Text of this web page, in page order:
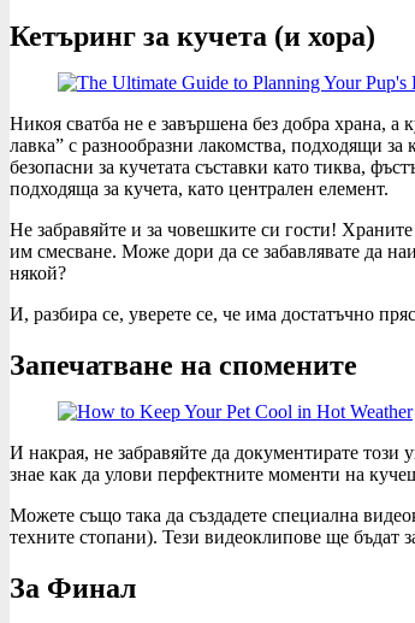
Кетъринг за кучета (и хора)
Никоя сватба не е завършена без добра храна, а
лавка” с разнообразни лакомства, подходящи
безопасни за кучетата съставки като тиква,
подходяща за кучета, като централен елемент.
Не забравяйте и за човешките си гости!
им смесване. Може дори да се забавлявате да
някой?
И, разбира се, уверете се, че има достатъчно
Запечатване на спомените
И накрая, не забравяйте да документирате
знае как да улови перфектните моменти на
Можете също така да създадете специална
техните стопани). Тези видеоклипове ще бъдат
За Финал